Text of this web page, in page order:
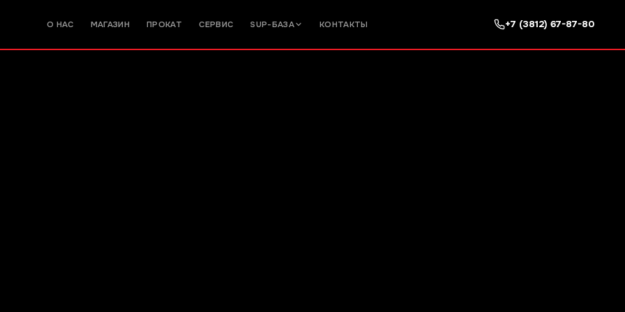
О НАС МАГАЗИН ПРОКАТ СЕРВИС SUP-БАЗА КОНТАКТЫ +7 (3812) 67-87-80